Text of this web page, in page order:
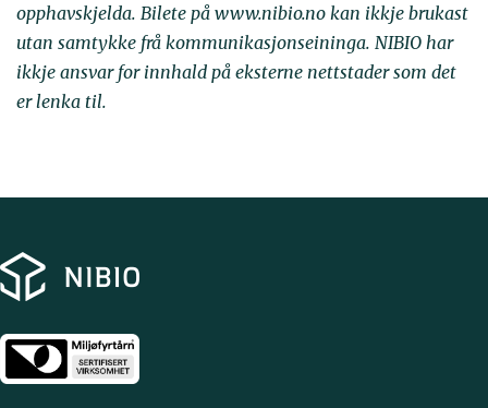
opphavskjelda. Bilete på www.nibio.no kan ikkje brukast
utan samtykke frå kommunikasjonseininga. NIBIO har
ikkje ansvar for innhald på eksterne nettstader som det
er lenka til.